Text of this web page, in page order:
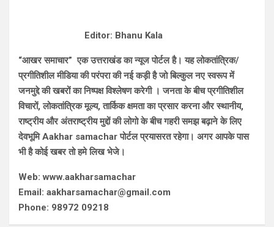
Editor: Bhanu Kala
“आखर समाचार” एक उत्तराखंड का न्यूज पोर्टल है। यह लोकतांत्रिक/
प्रगीतिशील मीडिया की परंपरा की नई कड़ी है जो बिल्कुल नए स्वरूप में
जनमुद्दे की खबरों का निष्पक्ष विश्लेषण करेगी । जनता के बीच प्रगीतिशील
विचारों, लोकतांत्रिक मूल्य, तार्किक क्षमता का प्रसार करना और स्थानीय,
राष्ट्रीय और अंतराष्ट्रीय मुद्दों की लोगो के बीच गहरी समझ बढ़ाने के लिए
देवभूमि Aakhar samachar पोर्टल प्रयासरत रहेगा। अगर आपके पास
भी है कोई खबर तो हमे लिख भेजे।
Web: www.aakharsamachar
Email: aakharsamachar@gmail.com
Phone: 98972 09218